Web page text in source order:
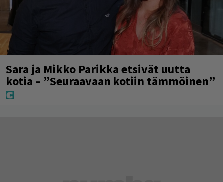
Sara ja Mikko Parikka etsivät uutta
kotia – ”Seuraavaan kotiin tämmöinen”